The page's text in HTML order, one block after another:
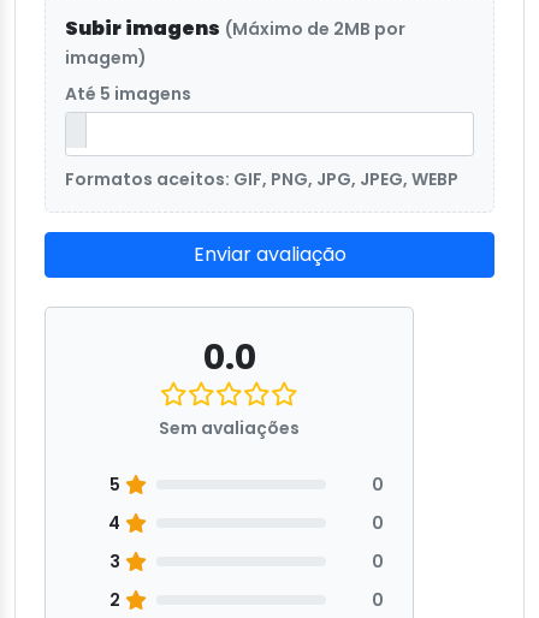
Subir imagens (Máximo de 2MB por
imagem)
Até 5 imagens
Formatos aceitos: GIF, PNG, JPG, JPEG, WEBP
Enviar avaliação
0.0
Sem avaliações
5
0
4
0
3
0
2
0